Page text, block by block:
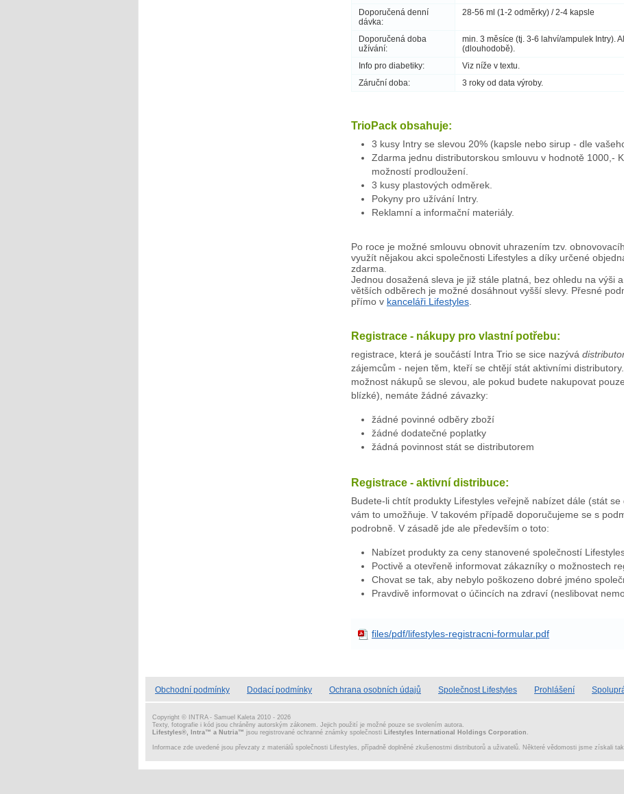
Doporučená denní
dávka:
28-56 ml (1-2 odměrky) / 2-4 kapsle
Doporučená doba
užívání:
min. 3 měsíce (tj. 3-6 lahví/ampulek Intry).
(dlouhodobě).
Info pro diabetiky: Viz níže v textu.
Záruční doba: 3 roky od data výroby.
TrioPack obsahuje:
3 kusy Intry se slevou 20% (kapsle nebo sirup - dle
Zdarma jednu distributorskou smlouvu v hodnotě 1000,-
možností prodloužení.
3 kusy plastových odměrek.
Pokyny pro užívání Intry.
Reklamní a informační materiály.
Po roce je možné smlouvu obnovit uhrazením tzv.
využít nějakou akci společnosti Lifestyles a díky určené
zdarma.
Jednou dosažená sleva je již stále platná, bez ohledu na výši
větších odběrech je možné dosáhnout vyšší slevy. Přesné
přímo v kanceláři Lifestyles.
Registrace - nákupy pro vlastní potřebu:
registrace, která je součástí Intra Trio se sice nazývá
zájemcům - nejen těm, kteří se chtějí stát aktivními
možnost nákupů se slevou, ale pokud budete nakupovat
blízké), nemáte žádné závazky:
žádné povinné odběry zboží
žádné dodatečné poplatky
žádná povinnost stát se distributorem
Registrace - aktivní distribuce:
Budete-li chtít produkty Lifestyles veřejně nabízet dále (stát
vám to umožňuje. V takovém případě doporučujeme se s
podrobně. V zásadě jde ale především o toto:
Nabízet produkty za ceny stanovené společností
Poctivě a otevřeně informovat zákazníky o možnostech
Chovat se tak, aby nebylo poškozeno dobré jméno
Pravdivě informovat o účincích na zdraví (neslibovat
files/pdf/lifestyles-registracni-formular.pdf
Obchodní podmínky Dodací podmínky Ochrana osobních údajů Společnost Lifestyles Prohlášení
Copyright © INTRA - Samuel Kaleta 2010 - 2026
Texty, fotografie i kód jsou chráněny autorským zákonem. Jejich použití je možné pouze se svolením autora.
Lifestyles®, Intra™ a Nutria™ jsou registrované ochranné známky společnosti Lifestyles International Holdings Corporation
Informace zde uvedené jsou převzaty z materiálů společnosti Lifestyles, případně doplněné zkušenostmi distributorů a uživatelů. Některé vědomosti jsme získali